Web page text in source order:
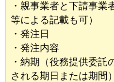
・親事業者と下請事業
等による記載も可）
・発注日
・発注内容
・納期（役務提供委託
される期日または期間）